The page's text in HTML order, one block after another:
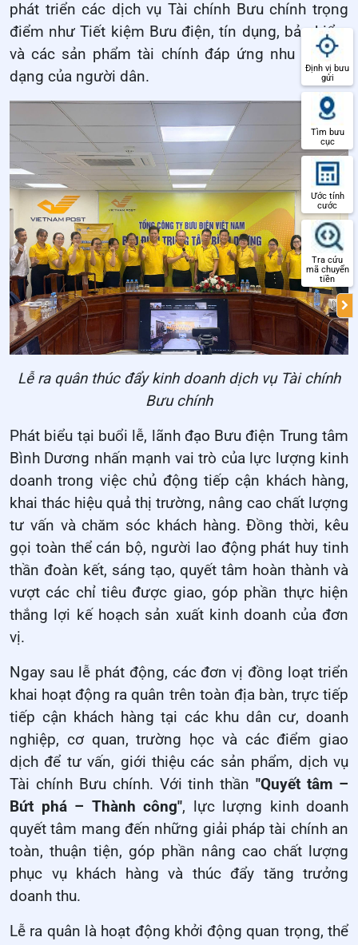
phát triển các dịch vụ Tài chính Bưu chính trọng
điểm như Tiết kiệm Bưu điện, tín dụng, bảo hiểm
và các sản phẩm tài chính đáp ứng nhu cầu đa
dạng của người dân.
Lễ ra quân thúc đẩy kinh doanh dịch vụ Tài chính
Bưu chính
Phát biểu tại buổi lễ, lãnh đạo Bưu điện Trung tâm
Bình Dương nhấn mạnh vai trò của lực lượng kinh
doanh trong việc chủ động tiếp cận khách hàng,
khai thác hiệu quả thị trường, nâng cao chất lượng
tư vấn và chăm sóc khách hàng. Đồng thời, kêu
gọi toàn thể cán bộ, người lao động phát huy tinh
thần đoàn kết, sáng tạo, quyết tâm hoàn thành và
vượt các chỉ tiêu được giao, góp phần thực hiện
thắng lợi kế hoạch sản xuất kinh doanh của đơn
vị.
Ngay sau lễ phát động, các đơn vị đồng loạt triển
khai hoạt động ra quân trên toàn địa bàn, trực tiếp
tiếp cận khách hàng tại các khu dân cư, doanh
nghiệp, cơ quan, trường học và các điểm giao
dịch để tư vấn, giới thiệu các sản phẩm, dịch vụ
Tài chính Bưu chính. Với tinh thần"Quyết tâm –
Bứt phá – Thành công", lực lượng kinh doanh
quyết tâm mang đến những giải pháp tài chính an
toàn, thuận tiện, góp phần nâng cao chất lượng
phục vụ khách hàng và thúc đẩy tăng trưởng
doanh thu.
Lễ ra quân là hoạt động khởi động quan trọng, thể
Định vị bưu
gửi
Tìm bưu
cục
Ước tính
cước
Tra cứu
mã chuyển
tiền